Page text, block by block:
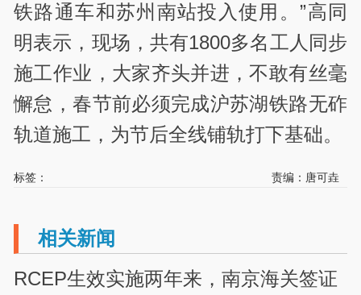
铁路通车和苏州南站投入使用。”高同
明表示，现场，共有1800多名工人同步
施工作业，大家齐头并进，不敢有丝毫
懈怠，春节前必须完成沪苏湖铁路无砟
轨道施工，为节后全线铺轨打下基础。
标签： 责编：唐可垚
相关新闻
RCEP生效实施两年来，南京海关签证